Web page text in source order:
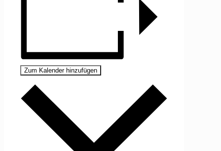
Zum Kalender hinzufügen